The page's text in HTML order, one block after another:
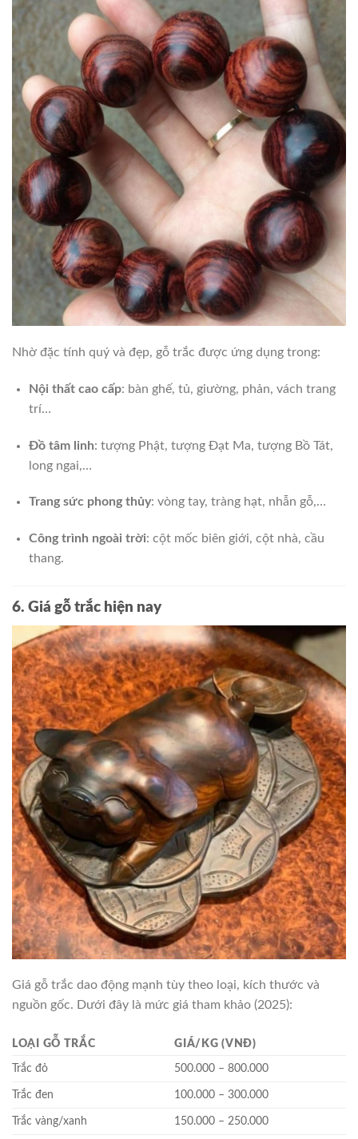
Nhờ đặc tính quý và đẹp, gỗ trắc được ứng dụng trong:
Nội thất cao cấp: bàn ghế, tủ, giường, phản, vách trang
trí…
Đồ tâm linh: tượng Phật, tượng Đạt Ma, tượng Bồ Tát,
long ngai,…
Trang sức phong thủy: vòng tay, tràng hạt, nhẫn gỗ,…
Công trình ngoài trời: cột mốc biên giới, cột nhà, cầu
thang.
6. Giá gỗ trắc hiện nay
Giá gỗ trắc dao động mạnh tùy theo loại, kích thước và
nguồn gốc. Dưới đây là mức giá tham khảo (2025):
LOẠI GỖ TRẮC GIÁ/KG (VNĐ)
Trắc đỏ 500.000 – 800.000
Trắc đen 100.000 – 300.000
Trắc vàng/xanh 150.000 – 250.000